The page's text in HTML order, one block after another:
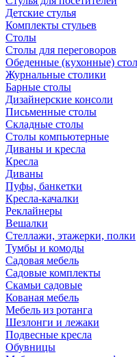
Детские стулья
Комплекты стульев
Столы
Столы для переговоров
Обеденные (кухонные)
Журнальные столики
Барные столы
Дизайнерские консоли
Письменные столы
Складные столы
Столы компьютерные
Диваны и кресла
Кресла
Диваны
Пуфы, банкетки
Кресла-качалки
Реклайнеры
Вешалки
Стеллажи, этажерки, полки
Тумбы и комоды
Садовая мебель
Садовые комплекты
Скамьи садовые
Кованая мебель
Мебель из ротанга
Шезлонги и лежаки
Подвесные кресла
Обувницы